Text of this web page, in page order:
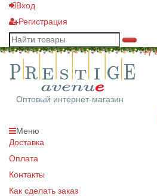
Вход
Регистрация
Оптовый интернет-магазин
+7
Меню
Доставка
Оплата
Контакты
Как сделать заказ